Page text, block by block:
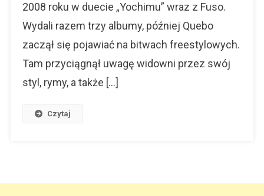
2008 roku w duecie „Yochimu” wraz z Fuso.
Wydali razem trzy albumy, później Quebo
zaczął się pojawiać na bitwach freestylowych.
Tam przyciągnął uwagę widowni przez swój
styl, rymy, a także […]
Czytaj